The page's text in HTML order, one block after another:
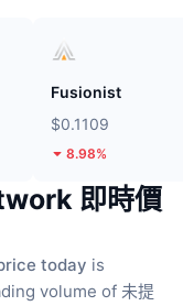
Fusionist
$0.1109
8.98%
即時價
today is
volume of 未提